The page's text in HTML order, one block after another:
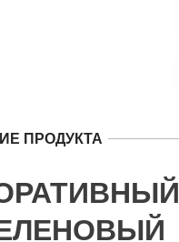
ПРОДУКТА